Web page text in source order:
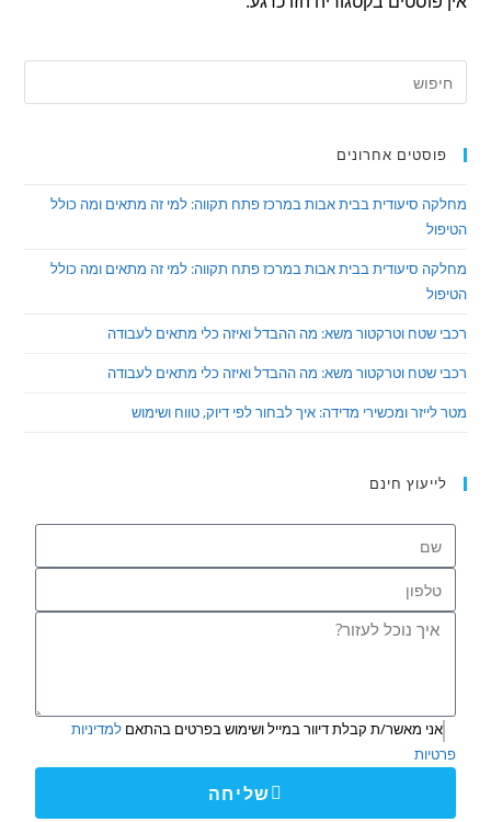
פוסטים אחרונים
מחלקה סיעודית בבית אבות במרכז פתח תקווה: למי זה מתאים ומה כולל
הטיפול
מחלקה סיעודית בבית אבות במרכז פתח תקווה: למי זה מתאים ומה כולל
הטיפול
רכבי שטח וטרקטור משא: מה ההבדל ואיזה כלי מתאים לעבודה
רכבי שטח וטרקטור משא: מה ההבדל ואיזה כלי מתאים לעבודה
מטר לייזר ומכשירי מדידה: איך לבחור לפי דיוק, טווח ושימוש
לייעוץ חינם
אני מאשר/ת קבלת דיוור במייל ושימוש בפרטים בהתאםלמדיניות
פרטיות
שליחה